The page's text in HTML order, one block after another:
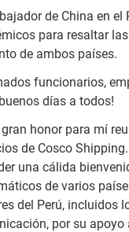
de China en
para resaltar
de ambos países.
funcionarios,
días a todos!
gran honor para mí
de Cosco
una cálida
de varios
del Perú, incluidos
por su apoyo